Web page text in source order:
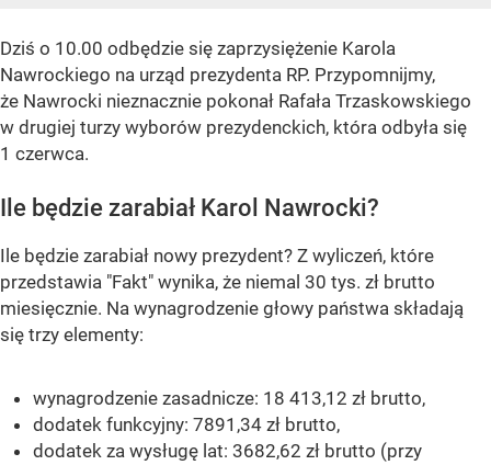
Dziś o 10.00 odbędzie się zaprzysiężenie Karola
Nawrockiego na urząd prezydenta RP. Przypomnijmy,
że Nawrocki nieznacznie pokonał Rafała Trzaskowskiego
w drugiej turzy wyborów prezydenckich, która odbyła się
1 czerwca.
Ile będzie zarabiał Karol Nawrocki?
Ile będzie zarabiał nowy prezydent? Z wyliczeń, które
przedstawia "Fakt" wynika, że niemal 30 tys. zł brutto
miesięcznie. Na wynagrodzenie głowy państwa składają
się trzy elementy:
wynagrodzenie zasadnicze: 18 413,12 zł brutto,
dodatek funkcyjny: 7891,34 zł brutto,
dodatek za wysługę lat: 3682,62 zł brutto (przy